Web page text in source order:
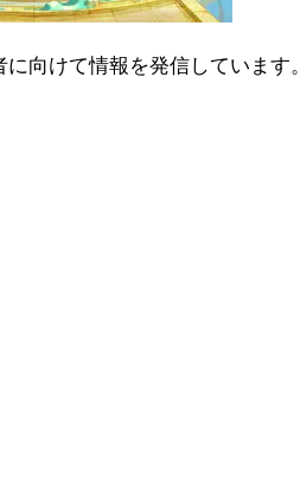
向けて情報を発信しています。